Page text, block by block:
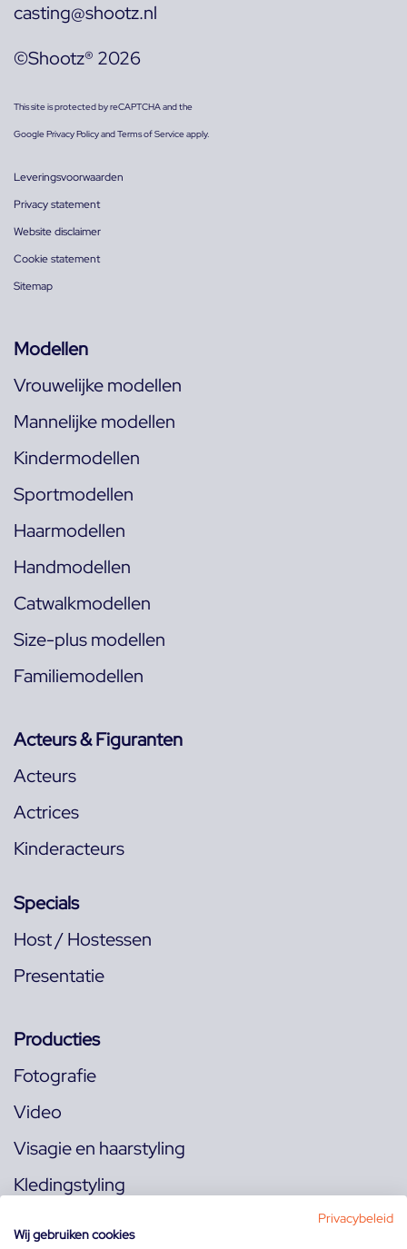
casting@shootz.nl
©Shootz® 2026
This site is protected by reCAPTCHA and the
GooglePrivacy PolicyandTerms of Serviceapply.
Leveringsvoorwaarden
Privacy statement
Website disclaimer
Cookie statement
Sitemap
Modellen
Vrouwelijke modellen
Mannelijke modellen
Kindermodellen
Sportmodellen
Haarmodellen
Handmodellen
Catwalkmodellen
Size-plus modellen
Familiemodellen
Acteurs & Figuranten
Acteurs
Actrices
Kinderacteurs
Specials
Host / Hostessen
Presentatie
Producties
Fotografie
Video
Visagie en haarstyling
Kledingstyling
Privacybeleid
Wij gebruiken cookies